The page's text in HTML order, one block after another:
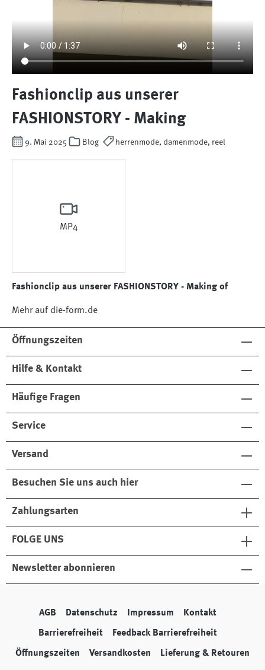
Fashionclip aus unserer
FASHIONSTORY - Making
9. Mai 2025 Blog herrenmode, damenmode, reel
MP4
Fashionclip aus unserer FASHIONSTORY - Making of
Mehr auf die-form.de
Öffnungszeiten
Hilfe & Kontakt
Häufige Fragen
Service
Versand
Besuchen Sie uns auch hier
Zahlungsarten
FOLGE UNS
Newsletter abonnieren
AGB Datenschutz Impressum Kontakt
Barrierefreiheit Feedback Barrierefreiheit
Öffnungszeiten Versandkosten Lieferung & Retouren